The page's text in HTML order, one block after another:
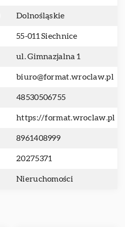
Dolnośląskie
55-011 Siechnice
ul. Gimnazjalna 1
biuro@format.wroclaw.pl
48530506755
https://format.wroclaw.pl
8961408999
20275371
Nieruchomości